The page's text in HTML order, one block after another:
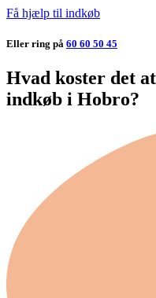
Få hjælp til indkøb
Eller ring på 60 60 50 45
Hvad koster det
indkøb i Hobro?